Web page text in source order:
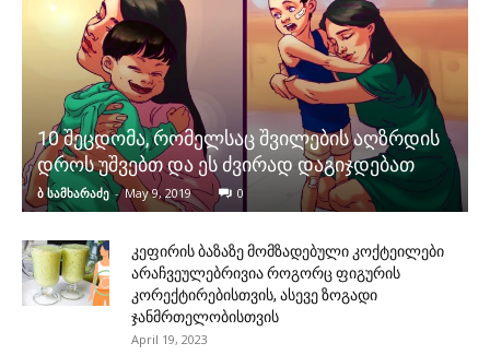
10 შეცდომა, რომელსაც შვილების აღზრდის
დროს უშვებთ და ეს ძვირად დაგიჯდებათ
ბ სამხარაძე - May 9, 2019 0
კეფირის ბაზაზე მომზადებული კოქტეილები
არაჩვეულებრივია როგორც ფიგურის
კორექტირებისთვის, ასევე ზოგადი
ჯანმრთელობისთვის
April 19, 2023